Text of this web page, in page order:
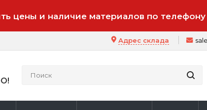
цены и наличие материалов по
Адрес склада